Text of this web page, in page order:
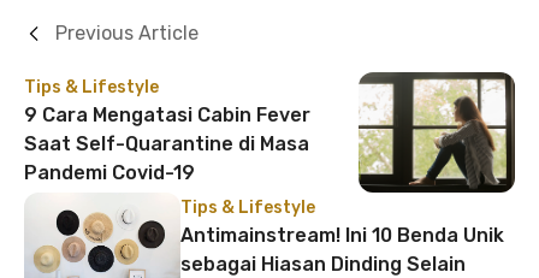
Tips & Lifestyle
9 Cara Mengatasi Cabin Fever
Saat Self-Quarantine di Masa
Pandemi Covid-19
Previous Article
Tips & Lifestyle
Antimainstream! Ini 10 Benda Unik
sebagai Hiasan Dinding Selain